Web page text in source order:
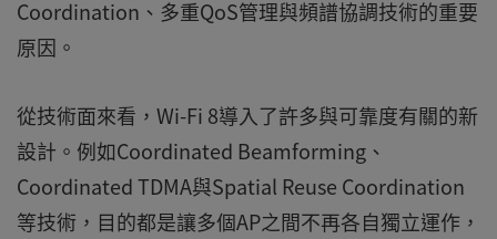
Coordination、多重QoS管理與頻譜協調技術的重要
原因。
從技術面來看，Wi-Fi 8導入了許多與可靠度有關的新
設計。例如Coordinated Beamforming、
Coordinated TDMA與Spatial Reuse Coordination
等技術，目的都是讓多個AP之間不再各自獨立運作，